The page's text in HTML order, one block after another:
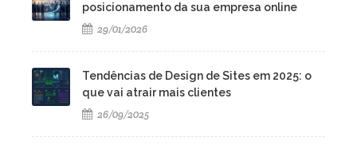
posicionamento da sua empresa online
29/01/2026
Tendências de Design de Sites em 2025: o
que vai atrair mais clientes
26/09/2025